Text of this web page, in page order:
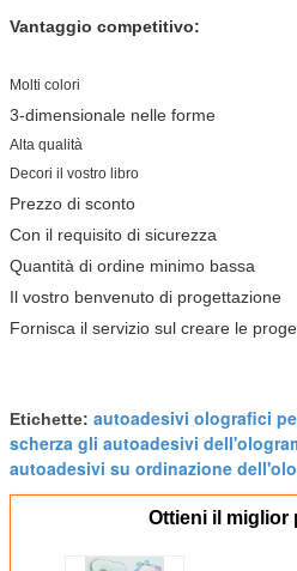
Vantaggio competitivo:
Molti colori
3-dimensionale nelle forme
Alta qualità
Decori il vostro libro
Prezzo di sconto
Con il requisito di sicurezza
Quantità di ordine minimo bassa
Il vostro benvenuto di progettazione
Fornisca il servizio sul creare le
Etichette: autoadesivi olografici
scherza gli autoadesivi
autoadesivi su ordinazione
Ottieni il miglior